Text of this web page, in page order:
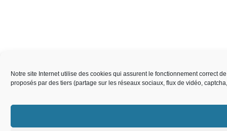
Notre site Internet utilise des cookies qui assurent le fonctionnement correct
proposés par des tiers (partage sur les réseaux sociaux, flux de vidéo,